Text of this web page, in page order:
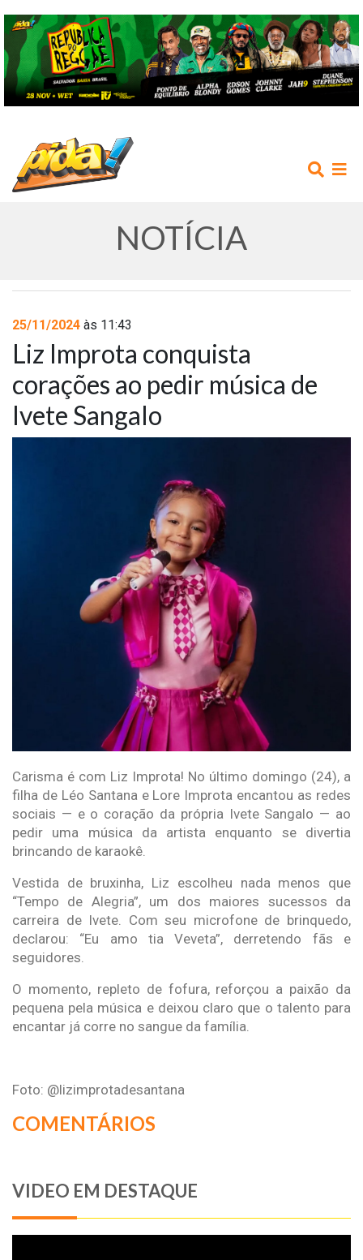
AGENDA
NOTÍCIAS
VÍDEOS
PROMOÇÕES
CONTATO
NOTÍCIA
25/11/2024 às 11:43
Liz Improta conquista
corações ao pedir música de
Ivete Sangalo
Carisma é com Liz Improta! No último domingo (24), a
filha de Léo Santana e Lore Improta encantou as redes
sociais — e o coração da própria Ivete Sangalo — ao
pedir uma música da artista enquanto se divertia
brincando de karaokê.
Vestida de bruxinha, Liz escolheu nada menos que
“Tempo de Alegria”, um dos maiores sucessos da
carreira de Ivete. Com seu microfone de brinquedo,
declarou: “Eu amo tia Veveta”, derretendo fãs e
seguidores.
O momento, repleto de fofura, reforçou a paixão da
pequena pela música e deixou claro que o talento para
encantar já corre no sangue da família.
Foto: @lizimprotadesantana
COMENTÁRIOS
VIDEO EM DESTAQUE